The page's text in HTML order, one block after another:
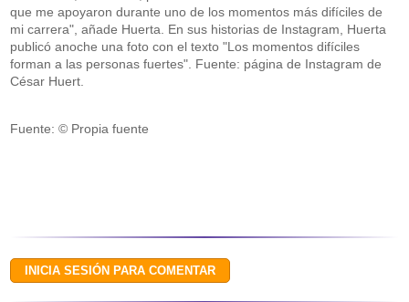
que me apoyaron durante uno de los momentos más difíciles de
mi carrera", añade Huerta. En sus historias de Instagram, Huerta
publicó anoche una foto con el texto "Los momentos difíciles
forman a las personas fuertes". Fuente: página de Instagram de
César Huert.
Fuente: © Propia fuente